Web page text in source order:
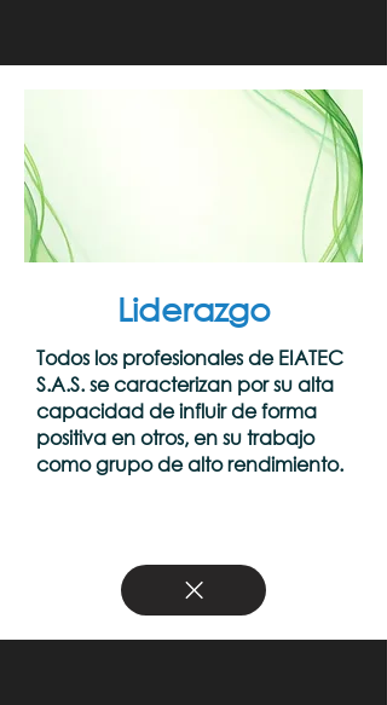
Liderazgo
Todos los profesionales de EIATEC
S.A.S. se caracterizan por su alta
capacidad de influir de forma
positiva en otros, en su trabajo
como grupo de alto rendimiento.